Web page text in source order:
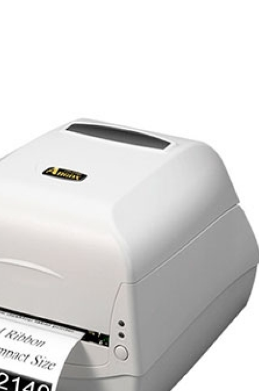
Impressora de
Impressora
Porta Crachá
Porta
Porta Crachá
Ribbon
Ribbon
Ribbon de